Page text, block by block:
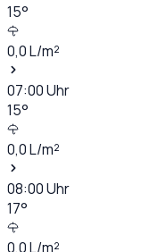
15°
0,0L/m²
07:00Uhr
15°
0,0L/m²
08:00Uhr
17°
0,0L/m²